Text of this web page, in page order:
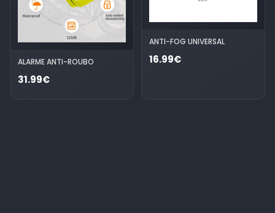
ALARME ANTI-ROUBO
31.99€
ANTI-FOG UNIVERSAL
16.99€